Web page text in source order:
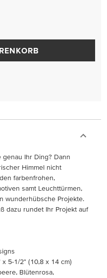
Ihr Ding? Dann
Himmel nicht
farbenfrohen,
samt Leuchttürmen,
wunderhübsche Projekte.
dazu rundet Ihr Projekt auf
5-1/2" (10,8 x 14 cm)
Blütenrosa,